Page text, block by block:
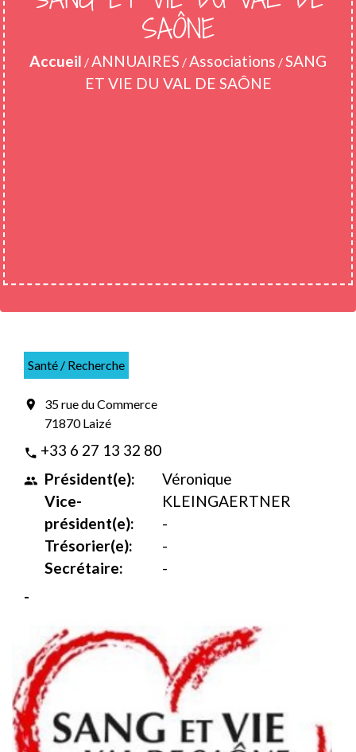
SAÔNE
Accueil /ANNUAIRES /Associations /SANG
ET VIE DU VAL DE SAÔNE
Santé / Recherche
location_on
35 rue du Commerce
71870 Laizé
phone +33 6 27 13 32 80
people Président(e):
Vice-
président(e):
Trésorier(e):
Secrétaire:
Véronique
KLEINGAERTNER
-
-
-
-